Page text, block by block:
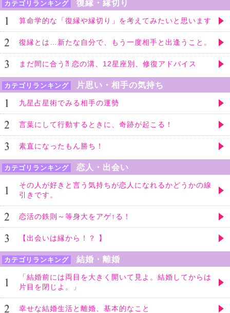
カテゴリランキング 復縁・縁切り
算命学的な「復縁や縁切り」を考えてみたいと思います
復縁とは…新たな自分で、もう一度相手と出逢うこと。
まだ間に合う⁈ 恋の溝、12星座別、修復アドバイス
カテゴリランキング 片思い・相手の気持ち
九星占星術でみる相手の運勢
言葉にして行動するときに、奇跡が起こる！
素直になったもん勝ち！
カテゴリランキング 恋人・出会い
その人が好きと言う気持ちが恋人になれるかどうかの線
引きです。
恋活の鉄則～等身大をアゲ↑る！
【出会いは縁から！？ 】
カテゴリランキング 結婚・離婚
「結婚前には両目を大きく開いて見よ。結婚してからは
片目を閉じよ。」
幸せな結婚生活と離婚、基本的なこと